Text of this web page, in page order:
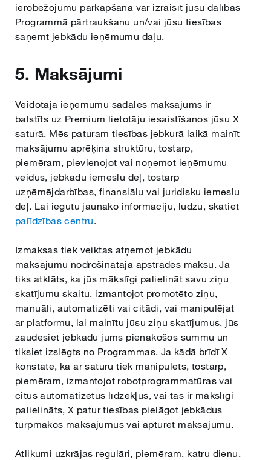
ierobežojumu pārkāpšana var izraisīt jūsu dalības
Programmā pārtraukšanu un/vai jūsu tiesības
saņemt jebkādu ieņēmumu daļu.
5. Maksājumi
Veidotāja ieņēmumu sadales maksājums ir
balstīts uz Premium lietotāju iesaistīšanos jūsu X
saturā. Mēs paturam tiesības jebkurā laikā mainīt
maksājumu aprēķina struktūru, tostarp,
piemēram, pievienojot vai noņemot ieņēmumu
veidus, jebkādu iemeslu dēļ, tostarp
uzņēmējdarbības, finansiālu vai juridisku iemeslu
dēļ. Lai iegūtu jaunāko informāciju, lūdzu, skatiet
palīdzības centru.
Izmaksas tiek veiktas atņemot jebkādu
maksājumu nodrošinātāja apstrādes maksu. Ja
tiks atklāts, ka jūs mākslīgi palielināt savu ziņu
skatījumu skaitu, izmantojot promotēto ziņu,
manuāli, automatizēti vai citādi, vai manipulējat
ar platformu, lai mainītu jūsu ziņu skatījumus, jūs
zaudēsiet jebkādu jums pienākošos summu un
tiksiet izslēgts no Programmas. Ja kādā brīdī X
konstatē, ka ar saturu tiek manipulēts, tostarp,
piemēram, izmantojot robotprogrammatūras vai
citus automatizētus līdzekļus, vai tas ir mākslīgi
palielināts, X patur tiesības pielāgot jebkādus
turpmākos maksājumus vai apturēt maksājumu.
Atlikumi uzkrājas regulāri, piemēram, katru dienu.